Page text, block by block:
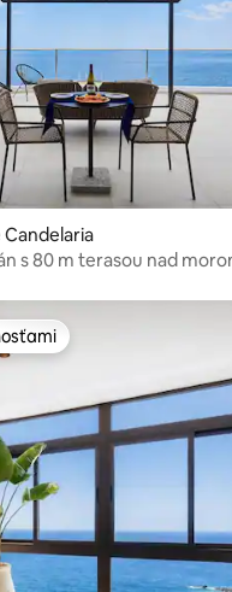
s 80 m terasou nad